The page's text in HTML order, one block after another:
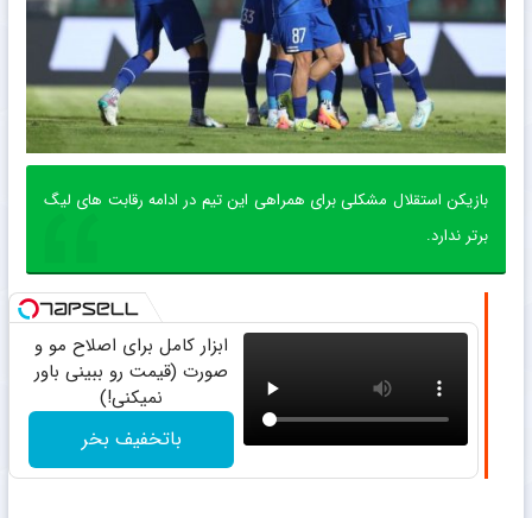
بازیکن استقلال مشکلی برای همراهی این تیم در ادامه رقابت های لیگ
برتر ندارد.
ابزار کامل برای اصلاح مو و
صورت (قیمت رو ببینی باور
نمیکنی!)
باتخفیف بخر